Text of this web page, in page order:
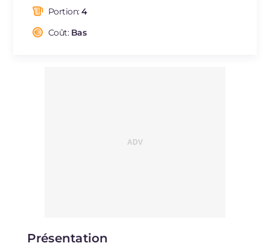
Portion:4
Coût: Bas
Présentation